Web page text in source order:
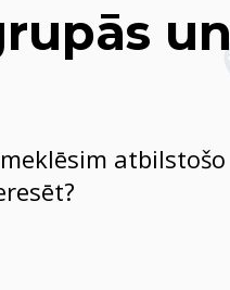
un
atbilstošo